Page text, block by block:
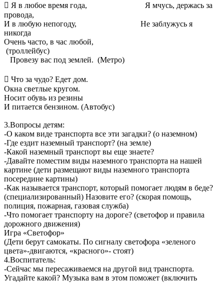
 Я в любое время года, Я мчусь, держась за
провода,
И в любую непогоду, Не заблужусь я
никогда
Очень часто, в час любой,
(троллейбус)
Провезу вас под землей. (Метро)
 Что за чудо? Едет дом.
Окна светлые кругом.
Носит обувь из резины
И питается бензином. (Автобус)
3.Вопросы детям:
-О каком виде транспорта все эти загадки? (о наземном)
-Где ездит наземный транспорт? (на земле)
-Какой наземный транспорт вы еще знаете?
-Давайте поместим виды наземного транспорта на нашей
картине (дети размещают виды наземного транспорта
посередине картины)
-Как называется транспорт, который помогает людям в беде?
(специализированный) Назовите его? (скорая помощь,
полиция, пожарная, газовая служба)
-Что помогает транспорту на дороге? (светофор и правила
дорожного движения)
Игра «Светофор»
(Дети берут самокаты. По сигналу светофора «зеленого
цвета»-двигаются, «красного»- стоят)
4.Воспитатель:
-Сейчас мы пересаживаемся на другой вид транспорта.
Угадайте какой? Музыка вам в этом поможет (включить